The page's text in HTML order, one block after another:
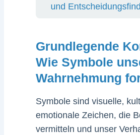
und
Grundlegende
Wie Symbole
Wahrnehmung
Symbole sind visuelle,
emotionale Zeichen, die
vermitteln und unser